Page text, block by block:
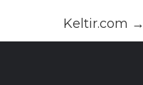
Keltir.com